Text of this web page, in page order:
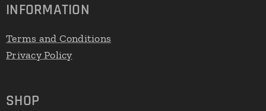
INFORMATION
Terms and Conditions
Privacy Policy
SHOP